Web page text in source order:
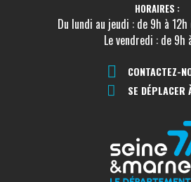
HORAIRES :
Du lundi au jeudi : de 9h à
Le vendredi : de 9h
CONTACTEZ-
SE DÉPLACER